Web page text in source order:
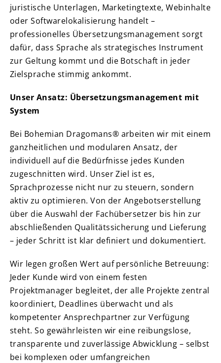
juristische Unterlagen, Marketingtexte, Webinhalte
oder Softwarelokalisierung handelt –
professionelles Übersetzungsmanagement sorgt
dafür, dass Sprache als strategisches Instrument
zur Geltung kommt und die Botschaft in jeder
Zielsprache stimmig ankommt.
Unser Ansatz: Übersetzungsmanagement mit
System
Bei Bohemian Dragomans® arbeiten wir mit einem
ganzheitlichen und modularen Ansatz, der
individuell auf die Bedürfnisse jedes Kunden
zugeschnitten wird. Unser Ziel ist es,
Sprachprozesse nicht nur zu steuern, sondern
aktiv zu optimieren. Von der Angebotserstellung
über die Auswahl der Fachübersetzer bis hin zur
abschließenden Qualitätssicherung und Lieferung
– jeder Schritt ist klar definiert und dokumentiert.
Wir legen großen Wert auf persönliche Betreuung:
Jeder Kunde wird von einem festen
Projektmanager begleitet, der alle Projekte zentral
koordiniert, Deadlines überwacht und als
kompetenter Ansprechpartner zur Verfügung
steht. So gewährleisten wir eine reibungslose,
transparente und zuverlässige Abwicklung – selbst
bei komplexen oder umfangreichen